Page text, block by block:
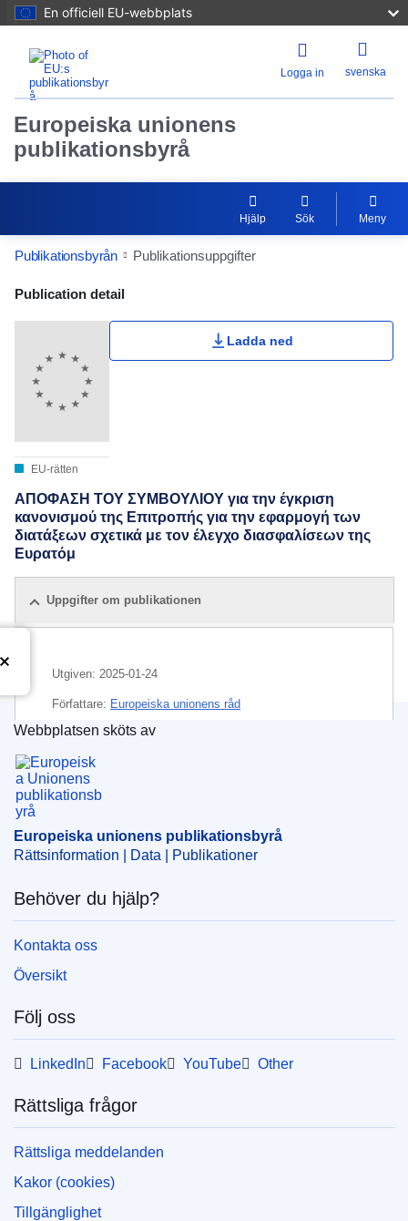
En officiell EU-webbplats
Logga in svenska
Europeiska unionens
publikationsbyrå
Hjälp Sök Meny
Publikationsbyrån Publikationsuppgifter
Publication Detail Actions Portlet
Publication detail
EU-rätten
Ladda ned
ΑΠΟΦΑΣΗ ΤΟΥ ΣΥΜΒΟΥΛΙΟΥ για την έγκριση
κανονισμού της Επιτροπής για την εφαρμογή των
διατάξεων σχετικά με τον έλεγχο διασφαλίσεων της
Ευρατόμ
Uppgifter om publikationen
Utgiven: 2025-01-24
Författare: Europeiska unionens råd
IMMC : ST 11949 2024 INIT
Europeiska unionens publikationsbyrå
Webbplatsen sköts av
Europeiska unionens publikationsbyrå
Rättsinformation | Data | Publikationer
Behöver du hjälp?
Kontakta oss
Översikt
Följ oss
LinkedIn Facebook YouTube Other
Rättsliga frågor
Rättsliga meddelanden
Kakor (cookies)
Tillgänglighet